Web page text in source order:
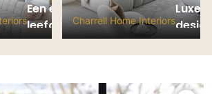
Een eigentijdse
leefomgeving
project BA
Charrell Home Interiors
Luxe